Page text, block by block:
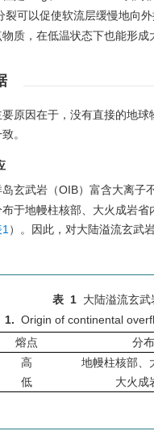
裂可以促使软流层缓慢地向
质，在低温状态下也能形成
原因在于，没有直接的地
。
玄武岩（OIB）富含大离子
于地幔柱核部、大火成岩
）。因此，对大陆溢流玄武
表 1 大陆溢流玄
1. Origin of continental
熔点 分
高 地幔柱核部、
低 大火成